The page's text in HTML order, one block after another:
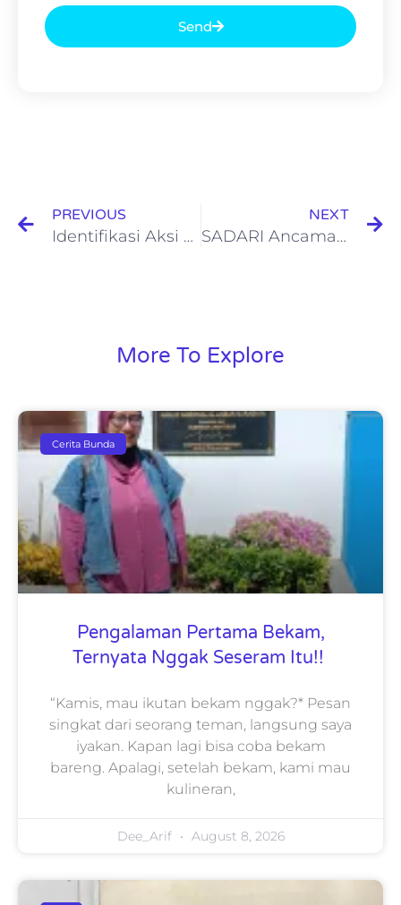
Send
PREVIOUS
Identifikasi Aksi Tim Bengkel Bunda
NEXT
SADARI Ancaman Kanker Payudara dengan Melakukan Mamografi
More To Explore
Cerita Bunda
Pengalaman Pertama Bekam,
Ternyata Nggak Seseram Itu!!
“Kamis, mau ikutan bekam nggak?* Pesan
singkat dari seorang teman, langsung saya
iyakan. Kapan lagi bisa coba bekam
bareng. Apalagi, setelah bekam, kami mau
kulineran,
Dee_Arif August 8, 2026